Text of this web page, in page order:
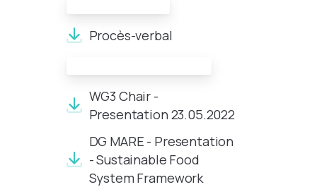
Procès-verbal
WG3 Chair -
Presentation 23.05.2022
DG MARE - Presentation
- Sustainable Food
System Framework